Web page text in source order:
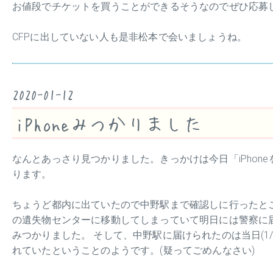
お値段でチケットを買うことができるそうなのでぜひ応
CFPに出していない人も是非松本で会いましょうね。
2020-01-12
iPhoneみつかりました
なんとあっさり見つかりました。きっかけは今日「
ります。
ちょうど都内に出ていたので中野駅まで確認しに行った
の遺失物センターに移動してしまっていて明日には警察
みつかりました。 そして、中野駅に届けられたのは当日
れていたということのようです。(疑ってごめんなさい)